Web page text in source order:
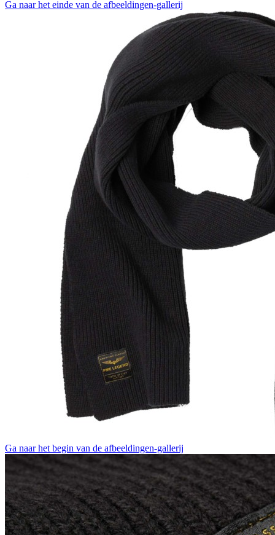
Ga naar het einde van de afbeeldingen-gallerij
Ga naar het begin van de afbeeldingen-gallerij